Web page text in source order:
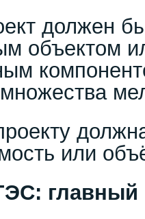
должен
объектом
или